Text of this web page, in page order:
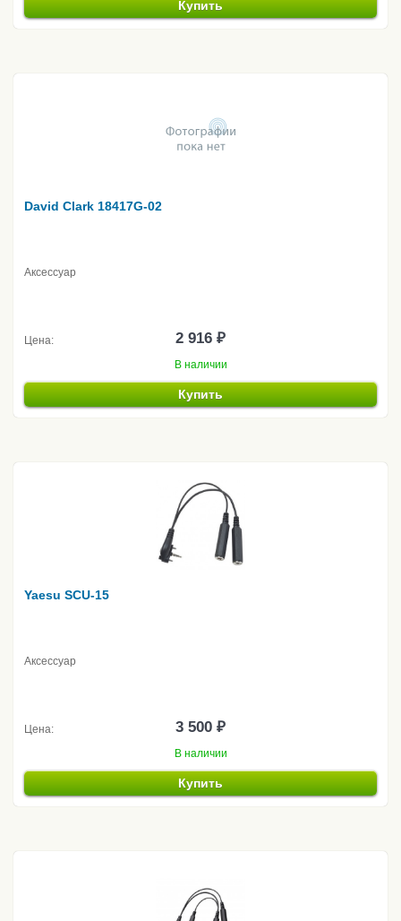
Купить
David Clark 18417G-02
Аксессуар
Цена: 2 916 ₽
В наличии
Купить
Yaesu SCU-15
Аксессуар
Цена: 3 500 ₽
В наличии
Купить